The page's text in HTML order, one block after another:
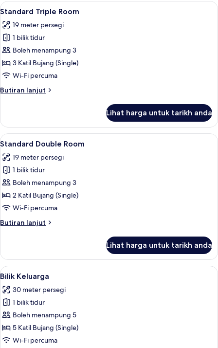
Lihat
semua
foto
untuk
Standard
Triple
Room
Peralatan tempat tidur
5
Standard Triple Room
19 meter persegi
1 bilik tidur
Boleh menampung 3
3 Katil Bujang (Single)
Wi-Fi percuma
Butiran lanjut
Butiran
Triple
Room
Lihat harga untuk tarikh anda
Lihat
semua
foto
untuk
Standard
Double
Room
Peralatan tempat tidur
6
Standard Double Room
19 meter persegi
1 bilik tidur
Boleh menampung 3
2 Katil Bujang (Single)
Wi-Fi percuma
Butiran lanjut
Butiran
Double
Room
Lihat harga untuk tarikh anda
Lihat
semua
foto
untuk
Bilik
Keluarga
Peralatan tempat tidur
5
Bilik Keluarga
30 meter persegi
1 bilik tidur
Boleh menampung 5
5 Katil Bujang (Single)
Wi-Fi percuma